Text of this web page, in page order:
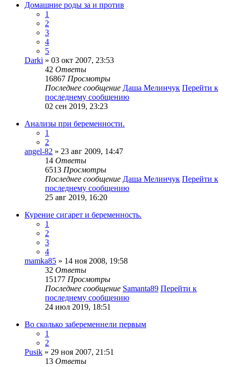
Домашние роды за и против
1
2
3
4
5
Darki » 03 окт 2007, 23:53
42 Ответы
16867 Просмотры
Последнее сообщение Даша Мелинчук Перейти к
последнему сообщению
02 сен 2019, 23:23
Анализы при беременности.
1
2
angel-82 » 23 авг 2009, 14:47
14 Ответы
6513 Просмотры
Последнее сообщение Даша Мелинчук Перейти к
последнему сообщению
25 авг 2019, 16:20
Курение сигарет и беременность.
1
2
3
4
mamka85 » 14 ноя 2008, 19:58
32 Ответы
15177 Просмотры
Последнее сообщение Samanta89 Перейти к
последнему сообщению
24 июл 2019, 18:51
Во сколько забеременнели первым
1
2
Pusik » 29 ноя 2007, 21:51
13 Ответы